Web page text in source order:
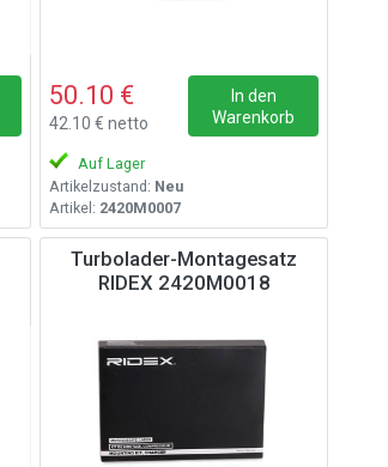
50.10 €
42.10 € netto
In den
Warenkorb
Auf Lager
Artikelzustand: Neu
Artikel: 2420M0007
Turbolader-Montagesatz
RIDEX 2420M0018